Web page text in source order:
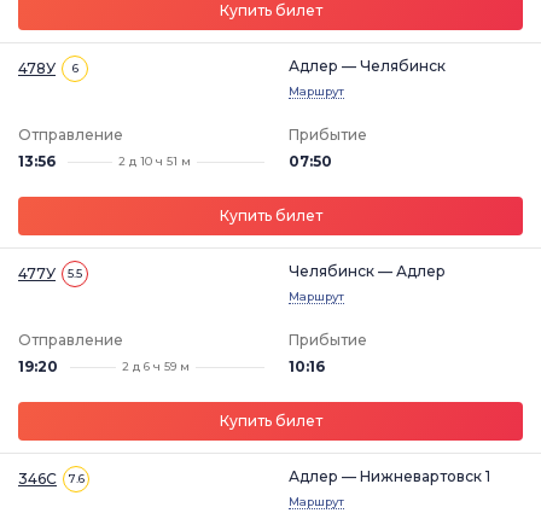
Купить билет
478У 6 Адлер — Челябинск
Маршрут
Отправление
13:56
2 д 10 ч 51 м
Прибытие
07:50
Купить билет
477У 5.5 Челябинск — Адлер
Маршрут
Отправление
19:20
2 д 6 ч 59 м
Прибытие
10:16
Купить билет
346С 7.6 Адлер — Нижневартовск 1
Маршрут